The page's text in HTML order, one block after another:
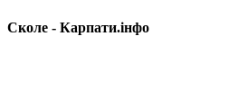
Сколе - Карпати.інфо